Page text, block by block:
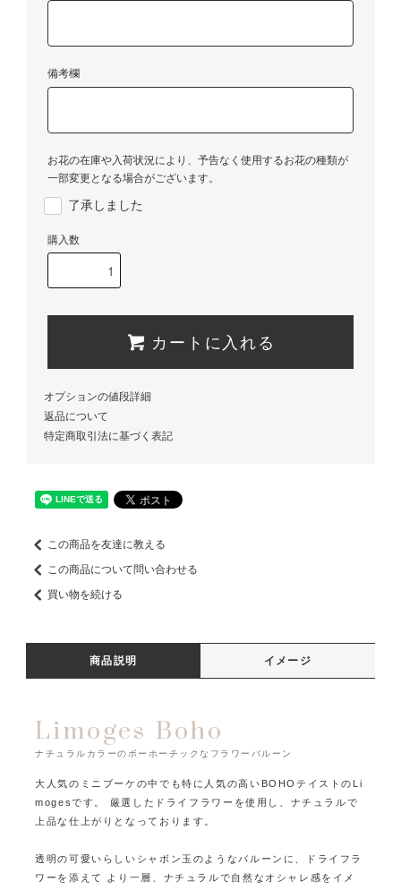
備考欄
お花の在庫や入荷状況により、予告なく使用するお花の種類が
一部変更となる場合がございます。
了承しました
購入数
カートに入れる
オプションの値段詳細
返品について
特定商取引法に基づく表記
この商品を友達に教える
この商品について問い合わせる
買い物を続ける
商品説明 イメージ
Limoges Boho
ナチュラルカラーのボーホーチックなフラワーバルーン
大人気のミニブーケの中でも特に人気の高いBOHOテイストのLi
mogesです。
厳選したドライフラワーを使用し、ナチュラルで
上品な仕上がりとなっております。
透明の可愛いらしいシャボン玉のようなバルーンに、ドライフラ
ワーを添えて
より一層、ナチュラルで自然なオシャレ感をイメ